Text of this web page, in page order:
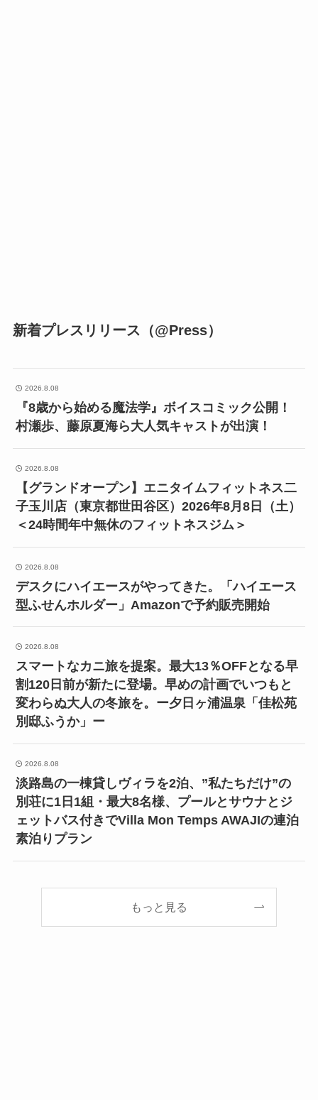
新着プレスリリース（@Press）
2026.8.08
『8歳から始める魔法学』ボイスコミック公開！
村瀬歩、藤原夏海ら大人気キャストが出演！
2026.8.08
【グランドオープン】エニタイムフィットネス二
子玉川店（東京都世田谷区）2026年8月8日（土）
＜24時間年中無休のフィットネスジム＞
2026.8.08
デスクにハイエースがやってきた。「ハイエース
型ふせんホルダー」Amazonで予約販売開始
2026.8.08
スマートなカニ旅を提案。最大13％OFFとなる早
割120日前が新たに登場。早めの計画でいつもと
変わらぬ大人の冬旅を。ー夕日ヶ浦温泉「佳松苑
別邸ふうか」ー
2026.8.08
淡路島の一棟貸しヴィラを2泊、”私たちだけ”の
別荘に1日1組・最大8名様、プールとサウナとジ
ェットバス付きでVilla Mon Temps AWAJIの連泊
素泊りプラン
もっと見る